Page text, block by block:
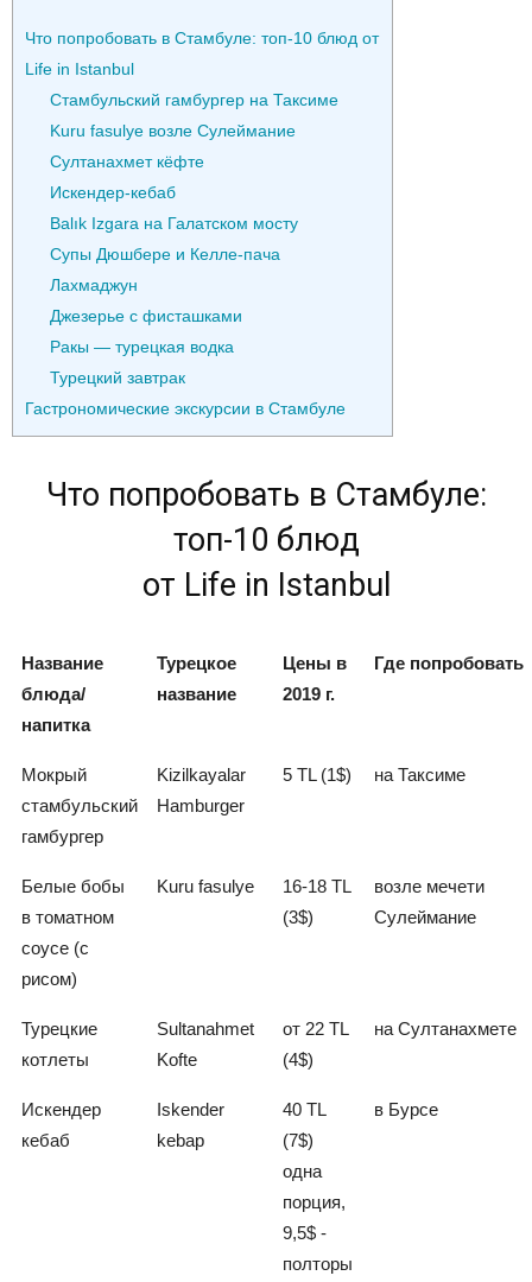
Что попробовать в Стамбуле: топ-10 блюд от
Life in Istanbul
Стамбульский гамбургер на Таксиме
Kuru fasulye возле Сулеймание
Султанахмет кёфте
Искендер-кебаб
Balık Izgara на Галатском мосту
Супы Дюшбере и Келле-пача
Лахмаджун
Джезерье с фисташками
Ракы — турецкая водка
Турецкий завтрак
Гастрономические экскурсии в Стамбуле
Что попробовать в Стамбуле:
топ-10 блюд
от Life in Istanbul
Название
блюда/
напитка
Турецкое
название
Цены в
2019 г.
Где попробовать
Мокрый
стамбульский
гамбургер
Kizilkayalar
Hamburger
5 TL (1$) на Таксиме
Белые бобы
в томатном
соусе (с
рисом)
Kuru fasulye
16-18 TL
(3$)
возле мечети
Сулеймание
Турецкие
котлеты
Sultanahmet
Kofte
от 22 TL
(4$)
на Султанахмете
Искендер
кебаб
Iskender
kebap
40 TL
(7$)
одна
порция,
9,5$ -
полторы
в Бурсе